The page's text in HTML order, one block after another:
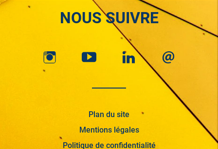
NOUS SUIVRE
Plan du site
Mentions légales
Politique de confidentialité